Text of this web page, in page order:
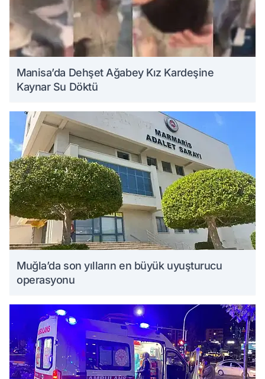
Manisa’da Dehşet Ağabey Kız Kardeşine
Kaynar Su Döktü
Muğla’da son yılların en büyük uyuşturucu
operasyonu